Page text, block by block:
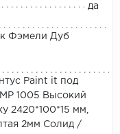
да
Фэмели Дуб
Paint it под
МР 1005 Высокий
2420*100*15 мм,
2мм Солид /